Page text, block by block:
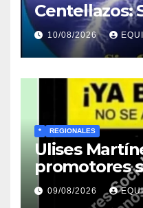
Centellazos:
10/08/2026
* REGIONALES
Ulises
promotores
encuentro
lunes en
09/08/2026